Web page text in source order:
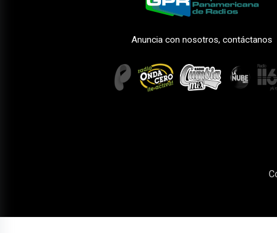
Anuncia con nosotros, contáctanos